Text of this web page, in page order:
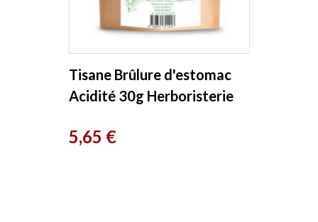
Tisane Brûlure d'estomac
Acidité 30g Herboristerie
Prix
5,65 €